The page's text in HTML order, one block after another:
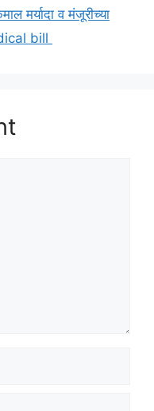
मर्यादा व मंजूरीच्या
bill